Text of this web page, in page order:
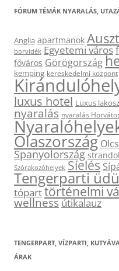
FÓRUM TÉMÁK NYARALÁS,
Anglia apartmanok
borvidék Egyetemi város
főváros Görögország
kemping kereskedelmi központ
luxus hotel Luxus
nyaralás nyaralás
Olaszország
Spanyolország
Szórakozóhelyek Síelés
Tengerparti
tóparttörténelmi
wellnessútikalauz
TENGERPART, VÍZPARTI,
ÁRAK